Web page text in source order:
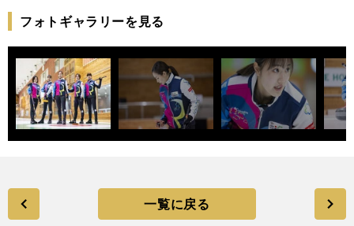
フォトギャラリーを見る
一覧に戻る